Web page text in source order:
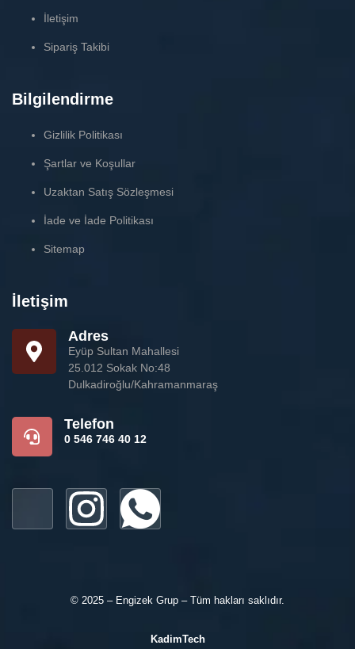
İletişim
Sipariş Takibi
Bilgilendirme
Gizlilik Politikası
Şartlar ve Koşullar
Uzaktan Satış Sözleşmesi
İade ve İade Politikası
Sitemap
İletişim
Adres
Eyüp Sultan Mahallesi
25.012 Sokak No:48
Dulkadiroğlu/Kahramanmaraş
Telefon
0 546 746 40 12
© 2025 – Engizek Grup – Tüm hakları saklıdır.
KadimTech